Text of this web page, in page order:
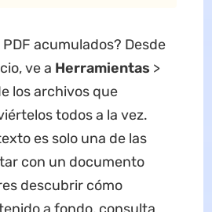
acumulados? Desde
ve a Herramientas >
los archivos que
todos a la vez.
es solo una de las
con un documento
descubrir cómo